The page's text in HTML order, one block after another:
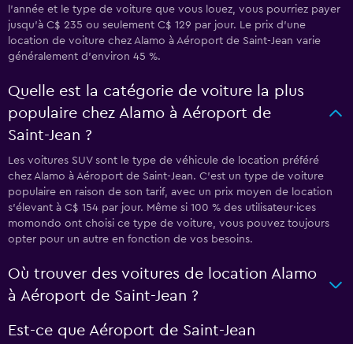
l'année et le type de voiture que vous louez, vous pourriez payer
jusqu'à C$ 235 ou seulement C$ 129 par jour. Le prix d'une
location de voiture chez Alamo à Aéroport de Saint-Jean varie
généralement d'environ 45 %.
Quelle est la catégorie de voiture la plus
populaire chez Alamo à Aéroport de
Saint-Jean ?
Les voitures SUV sont le type de véhicule de location préféré
chez Alamo à Aéroport de Saint-Jean. C'est un type de voiture
populaire en raison de son tarif, avec un prix moyen de location
s'élevant à C$ 154 par jour. Même si 100 % des utilisateur·ices
momondo ont choisi ce type de voiture, vous pouvez toujours
opter pour un autre en fonction de vos besoins.
Où trouver des voitures de location Alamo
à Aéroport de Saint-Jean ?
Est-ce que Aéroport de Saint-Jean